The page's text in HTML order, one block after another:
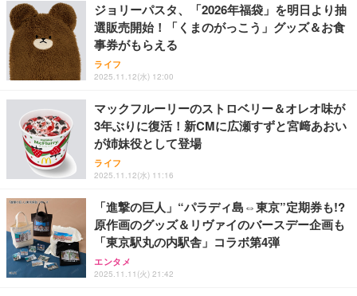
ジョリーパスタ、「2026年福袋」を明日より抽
選販売開始！「くまのがっこう」グッズ＆お食
事券がもらえる
ライフ
2025.11.12(水) 12:00
マックフルーリーのストロベリー＆オレオ味が
3年ぶりに復活！新CMに広瀬すずと宮﨑あおい
が姉妹役として登場
ライフ
2025.11.12(水) 11:16
「進撃の巨人」“パラディ島⇔東京”定期券も!?
原作画のグッズ＆リヴァイのバースデー企画も
「東京駅丸の内駅舎」コラボ第4弾
エンタメ
2025.11.11(火) 21:42